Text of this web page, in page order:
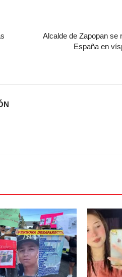
Alcalde de Zapopan se
España en